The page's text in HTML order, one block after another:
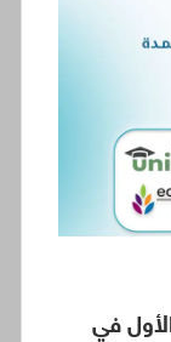
في